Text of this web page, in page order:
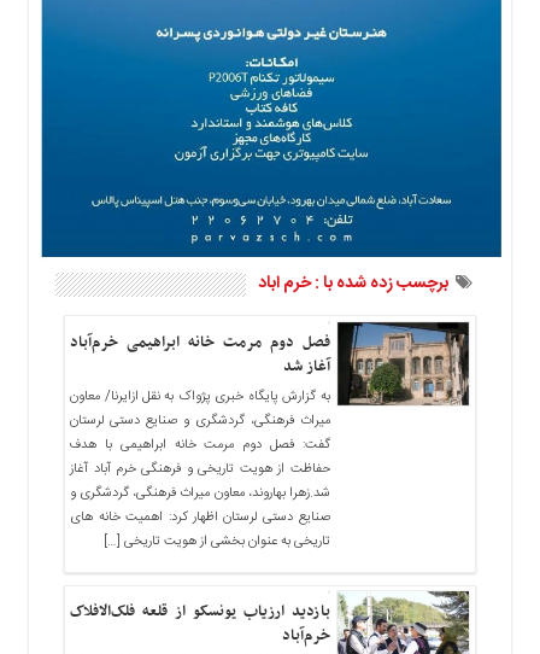
برچسب زده شده با : خرم اباد
فصل دوم مرمت خانه ابراهیمی خرم‌آباد
آغاز شد
به گزارش پایگاه خبری پژواک به نقل ازایرنا/ معاون
میراث فرهنگی، گردشگری و صنایع دستی لرستان
گفت: فصل دوم مرمت خانه ابراهیمی با هدف
حفاظت از هویت تاریخی و فرهنگی خرم آباد آغاز
شد.زهرا بهاروند، معاون میراث فرهنگی، گردشگری و
صنایع دستی لرستان اظهار کرد: اهمیت خانه های
تاریخی به عنوان بخشی از هویت تاریخی […]
بازدید ارزیاب یونسکو از قلعه فلک‌الافلاک
خرم‌آباد